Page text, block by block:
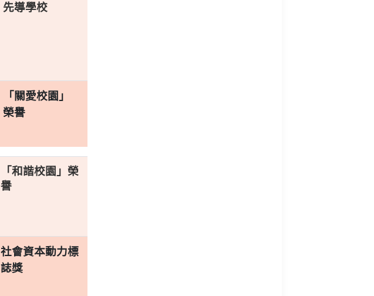
先導學校
「關愛校園」
榮譽
「和諧校園」榮
譽
社會資本動力標
誌獎